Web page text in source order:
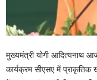
मुख्यमंत्री योगी आदित्यनाथ
कार्यक्रम सीएसए में प्राकृतिक